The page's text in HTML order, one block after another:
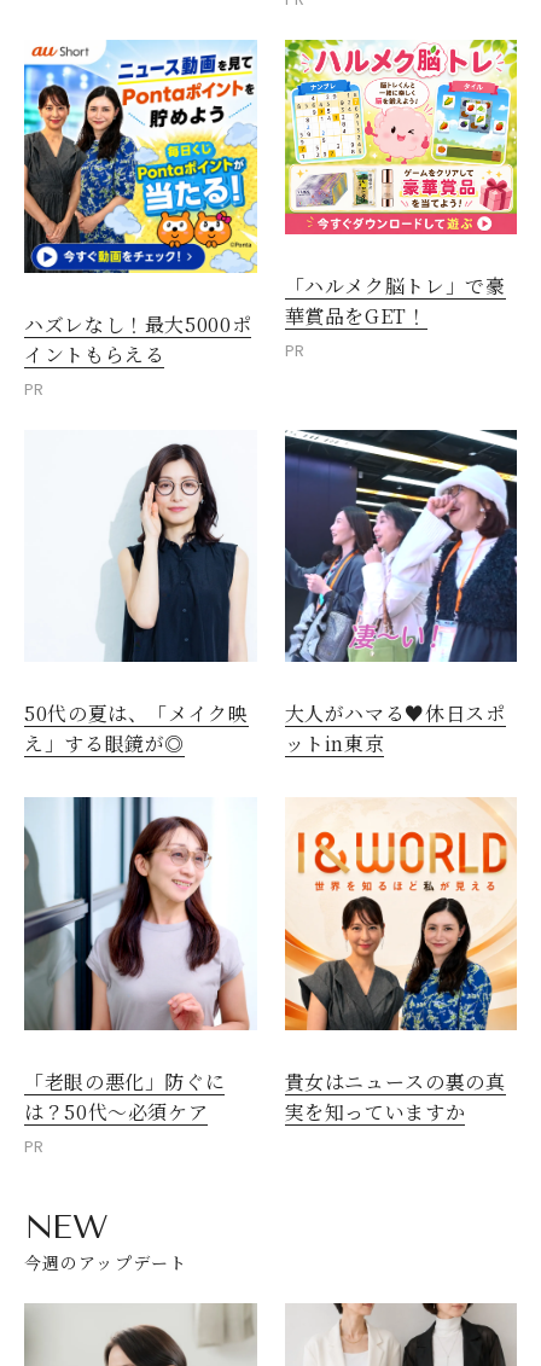
ハズレなし！最大5000ポ
イントもらえる
PR
「ハルメク脳トレ」で豪
華賞品をGET！
PR
50代の夏は、「メイク映
え」する眼鏡が◎
大人がハマる♥休日スポ
ットin東京
「老眼の悪化」防ぐに
は？50代～必須ケア
PR
貴女はニュースの裏の真
実を知っていますか
NEW
今週のアップデート